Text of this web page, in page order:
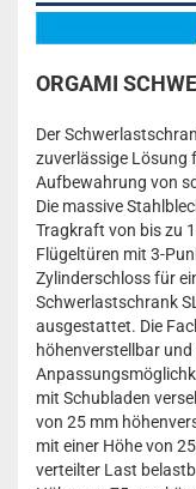
ORGAMI
Der
zuverlässige Lösung
Aufbewahrung von
Die massive
Tragkraft von bis zu
Flügeltüren mit 3-
Zylinderschloss für
Schwerlastschrank
ausgestattet. Die
höhenverstellbar
mit Schubladen
von 25 mm
mit einer Höhe von
verteilter Last